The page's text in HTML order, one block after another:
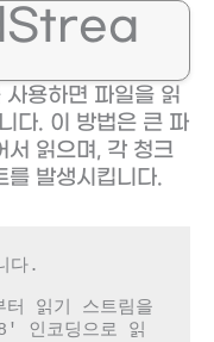
사용하면 파일을 읽
다. 이 방법은 큰 파
읽으며, 각 청크
발생시킵니다.
다.
읽기 스트림을
인코딩으로 읽